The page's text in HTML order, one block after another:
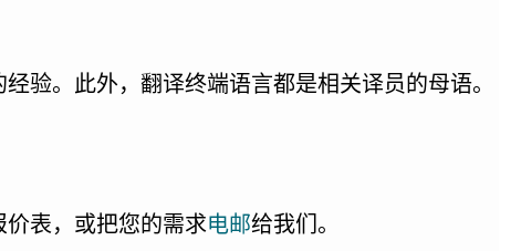
验。此外，翻译终端语言都是相关译员的母语。
表，或把您的需求电邮给我们。